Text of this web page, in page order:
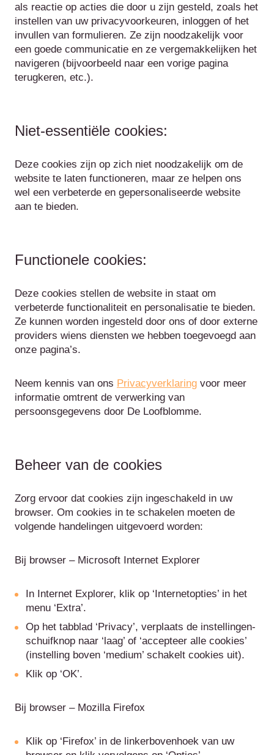
als reactie op acties die door u zijn gesteld, zoals het
instellen van uw privacyvoorkeuren, inloggen of het
invullen van formulieren. Ze zijn noodzakelijk voor
een goede communicatie en ze vergemakkelijken het
navigeren (bijvoorbeeld naar een vorige pagina
terugkeren, etc.).
Niet-essentiële cookies:
Deze cookies zijn op zich niet noodzakelijk om de
website te laten functioneren, maar ze helpen ons
wel een verbeterde en gepersonaliseerde website
aan te bieden.
Functionele cookies:
Deze cookies stellen de website in staat om
verbeterde functionaliteit en personalisatie te bieden.
Ze kunnen worden ingesteld door ons of door externe
providers wiens diensten we hebben toegevoegd aan
onze pagina’s.
Neem kennis van ons Privacyverklaring voor meer
informatie omtrent de verwerking van
persoonsgegevens door De Loofblomme.
Beheer van de cookies
Zorg ervoor dat cookies zijn ingeschakeld in uw
browser. Om cookies in te schakelen moeten de
volgende handelingen uitgevoerd worden:
Bij browser – Microsoft Internet Explorer
In Internet Explorer, klik op ‘Internetopties’ in het
menu ‘Extra’.
Op het tabblad ‘Privacy’, verplaats de instellingen-
schuifknop naar ‘laag’ of ‘accepteer alle cookies’
(instelling boven ‘medium’ schakelt cookies uit).
Klik op ‘OK’.
Bij browser – Mozilla Firefox
Klik op ‘Firefox’ in de linkerbovenhoek van uw